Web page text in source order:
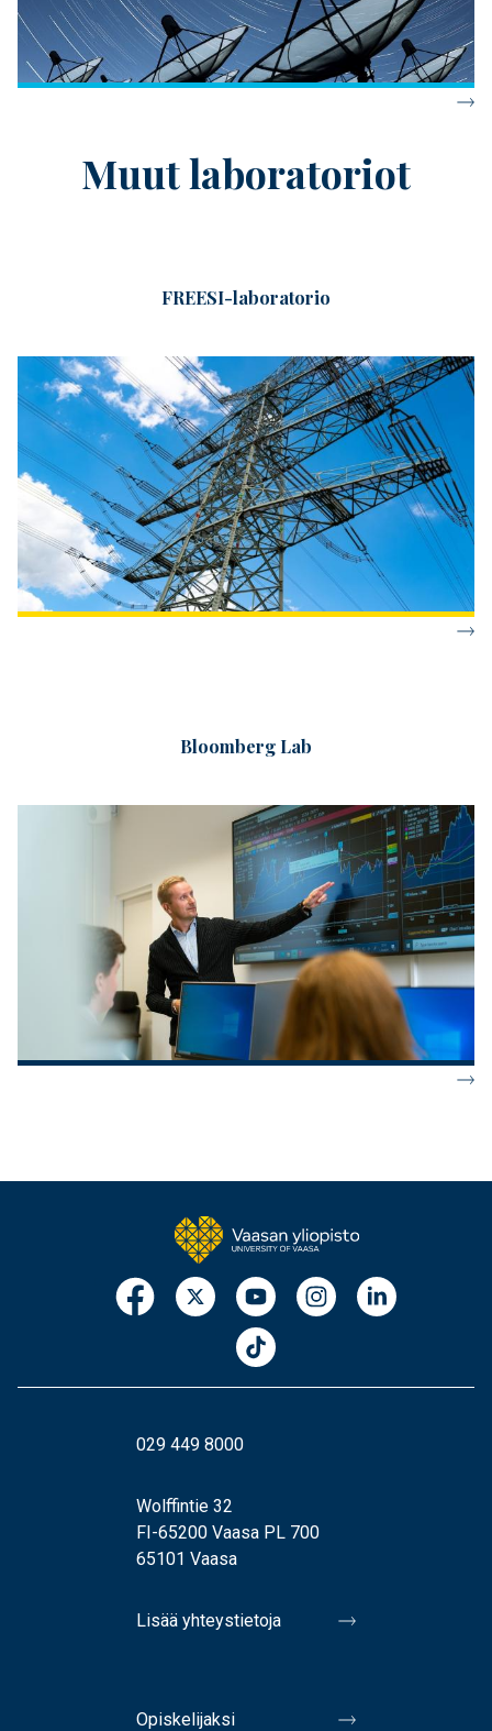
Muut laboratoriot
FREESI-laboratorio
Bloomberg Lab
029 449 8000
Wolffintie 32
FI-65200 Vaasa PL 700
65101 Vaasa
Lisää yhteystietoja
Opiskelijaksi